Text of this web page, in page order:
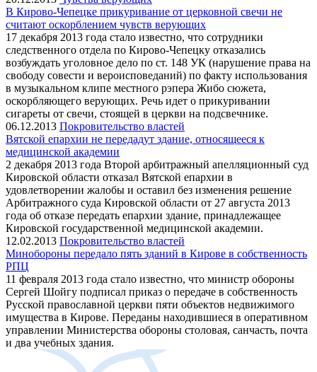
В Кирово-Чепецке прикуривание от церковной свечи не
считают оскорблением чувств верующих
17 декабря 2013 года стало известно, что сотрудники
следственного отдела по Кирово-Чепецку отказались
возбуждать уголовное дело по ст. 148 УК (нарушение права на
свободу совести и вероисповеданий) по факту использования
в музыкальном клипе местного рэпера Жибо сюжета,
оскорбляющего верующих. Речь идет о прикуривании
сигареты от свечи, стоящей в церкви на подсвечнике.
06.12.2013 Покровительство властей
Вятской епархии не передадут здание, относящееся к
медицинской академии
2 декабря 2013 года Второй арбитражный апелляционный суд
Кировской области отказал Вятской епархии в
удовлетворении жалобы и оставил без изменения решение
Арбитражного суда Кировской области от 27 августа 2013
года об отказе передать епархии здание, принадлежащее
Кировской государственной медицинской академии.
12.02.2013 Покровительство властей
Минобороны передало пять зданий в Кирове в собственность
РПЦ
11 февраля 2013 года стало известно, что министр обороны
Сергей Шойгу подписал приказ о передаче в собственность
Русской православной церкви пяти объектов недвижимого
имущества в Кирове. Переданы находившиеся в оперативном
управлении Министерства обороны столовая, санчасть, почта
и два учебных здания.